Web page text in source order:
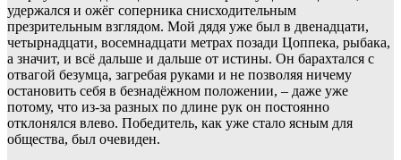
удержался и ожёг соперника снисходительным
презрительным взглядом. Мой дядя уже был в двенадцати,
четырнадцати, восемнадцати метрах позади Цоппека, рыбака,
а значит, и всё дальше и дальше от истины. Он барахтался с
отвагой безумца, загребая руками и не позволяя ничему
остановить себя в безнадёжном положении, – даже уже
потому, что из-за разных по длине рук он постоянно
отклонялся влево. Победитель, как уже стало ясным для
общества, был очевиден.